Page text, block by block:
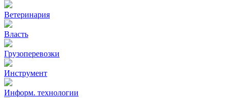
Ветеринария
Власть
Грузоперевозки
Инструмент
Информ. технологии